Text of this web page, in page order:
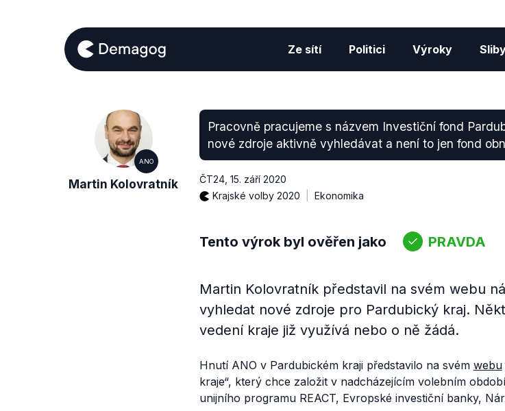
Ze sítí Politici Výroky
ANO
Martin Kolovratník
Pracovně pracujeme s názvem Investiční fond
nové zdroje aktivně vyhledávat a není to jen fond
ČT24, 15. září 2020
Krajské volby 2020
Ekonomika
Tento výrok byl ověřen jako PRAVDA
Martin Kolovratník představil na svém webu
vyhledat nové zdroje pro Pardubický kraj.
vedení kraje již využívá nebo o ně žádá.
Hnutí ANO v Pardubickém kraji představilo na svém webu
kraje“, který chce založit v nadcházejícím volebním
unijního programu REACT, Evropské investiční banky,